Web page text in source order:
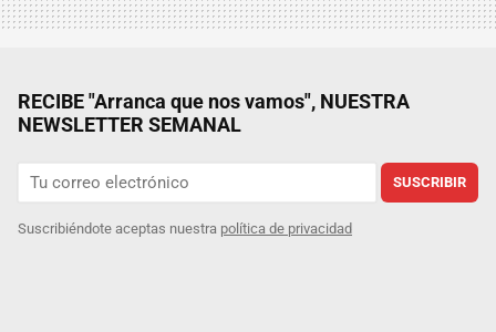
RECIBE "Arranca que nos vamos", NUESTRA
NEWSLETTER SEMANAL
SUSCRIBIR
Suscribiéndote aceptas nuestra política de privacidad